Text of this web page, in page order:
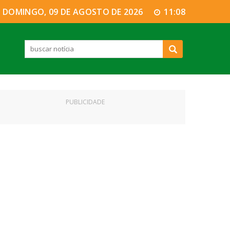
DOMINGO, 09 DE AGOSTO DE 2026 11:08
PUBLICIDADE